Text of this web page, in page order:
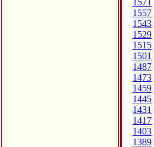
1571
1557
1543
1529
1515
1501
1487
1473
1459
1445
1431
1417
1403
1389